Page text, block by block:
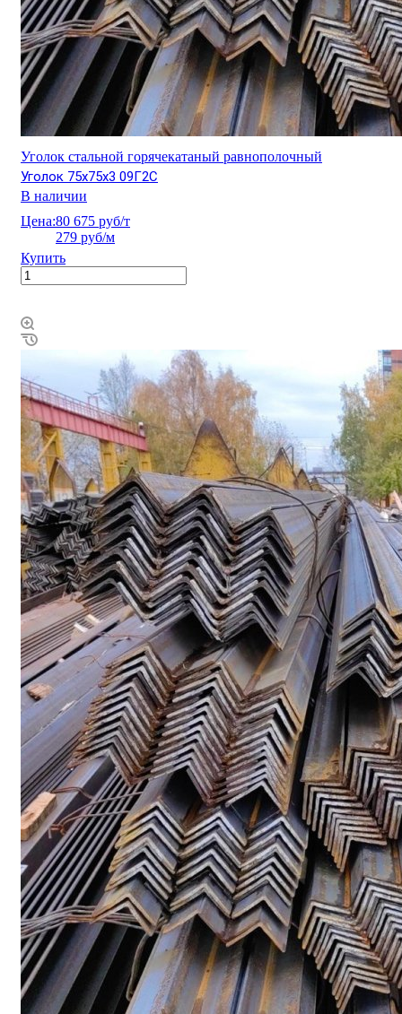
Уголок стальной горячекатаный равнополочный
Уголок 75х75х3 09Г2С
В наличии
Цена:80 675 руб/т
279 руб/м
Купить